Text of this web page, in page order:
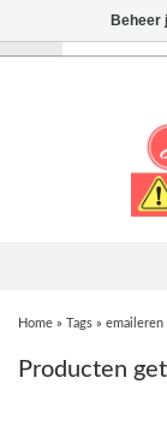
Home » Tags » emaileren
Producten
Beheer